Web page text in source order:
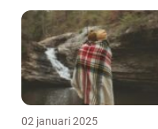
02 januari 2025